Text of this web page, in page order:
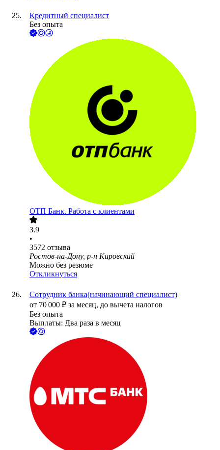
Кредитный специалист
Без опыта
ОТП Банк. Работа с клиентами
3.9
•
3572 отзыва
Ростов-на-Дону, р-н Кировский
Можно без резюме
Откликнуться
Сотрудник банка(начинающий специалист)
от 70 000 ₽ за месяц, до вычета налогов
Без опыта
Выплаты: Два раза в месяц